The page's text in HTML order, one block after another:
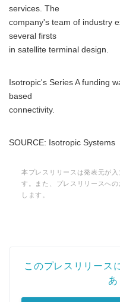
services. The
company's team of industry
several firsts
in satellite terminal design.
Isotropic's Series A funding
based
connectivity.
SOURCE: Isotropic Systems
本プレスリリースは発表元が
す。また、プレスリリースへ
します。
このプレスリリース
あ